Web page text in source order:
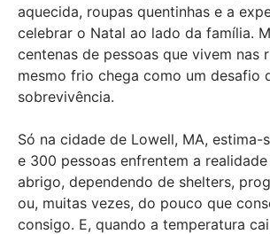
aquecida, roupas quentinhas e a
celebrar o Natal ao lado da família.
centenas de pessoas que vivem nas
mesmo frio chega como um desafio
sobrevivência.
Só na cidade de Lowell, MA, estima-
e 300 pessoas enfrentem a
abrigo, dependendo de shelters,
ou, muitas vezes, do pouco que
consigo. E, quando a temperatura